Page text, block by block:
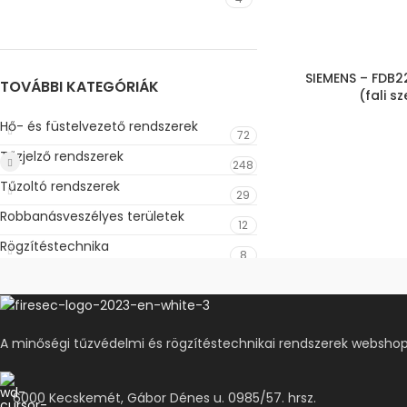
TOVÁBBI KATEGÓRIÁK
Hő- és füstelvezető rendszerek 72
Tűzjelző rendszerek 248
Tűzoltó rendszerek 29
Robbanásveszélyes területek 12
Rögzítéstechnika 8
SIEMENS –
(fali
A minőségi tűzvédelmi és rögzítéstechnikai rendszerek
6000 Kecskemét, Gábor Dénes u. 0985/57. hrsz.